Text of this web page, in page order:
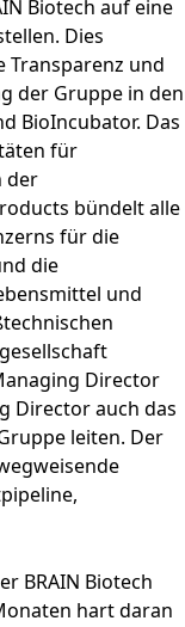
Biotech auf eine
Dies
Transparenz und
der Gruppe in den
BioIncubator. Das
für
der
bündelt alle
für die
die
und
Director
Director auch das
leiten. Der
BRAIN Biotech
hart daran